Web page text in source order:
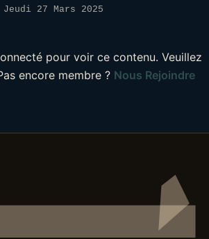
Jeudi 27 Mars 2025
pour voir ce contenu. Veuillez
encore membre ? Nous Rejoindre